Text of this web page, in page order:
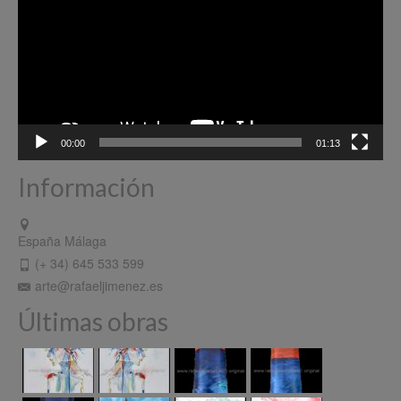
00:00 01:13
Información
España Málaga
(+ 34) 645 533 599
arte@rafaeljimenez.es
Últimas obras